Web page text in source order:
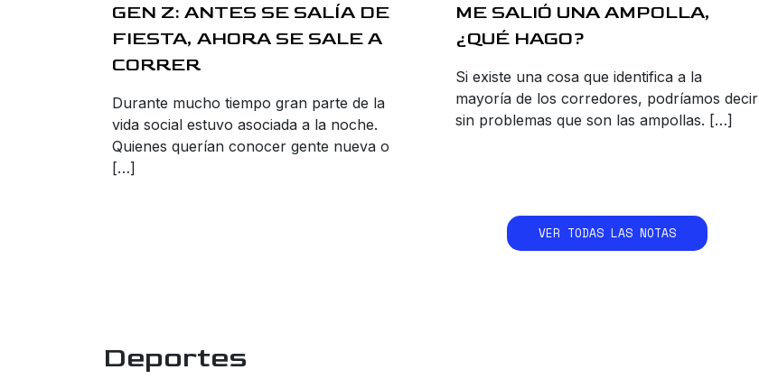
GEN Z: ANTES SE SALÍA DE
FIESTA, AHORA SE SALE A
CORRER
Durante mucho tiempo gran parte de la
vida social estuvo asociada a la noche.
Quienes querían conocer gente nueva o
[…]
ME SALIÓ UNA AMPOLLA,
¿QUÉ HAGO?
Si existe una cosa que identifica a la
mayoría de los corredores, podríamos decir
sin problemas que son las ampollas. […]
VER TODAS LAS NOTAS
Deportes